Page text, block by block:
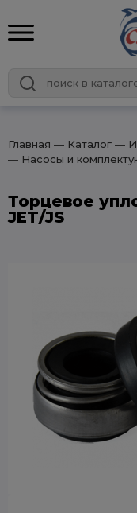
Главная ― Каталог ―
― Насосы и
Торцевое
JET/JS